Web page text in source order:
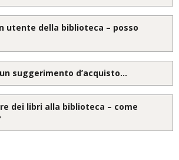
utente della biblioteca – posso
suggerimento d’acquisto...
dei libri alla biblioteca – come